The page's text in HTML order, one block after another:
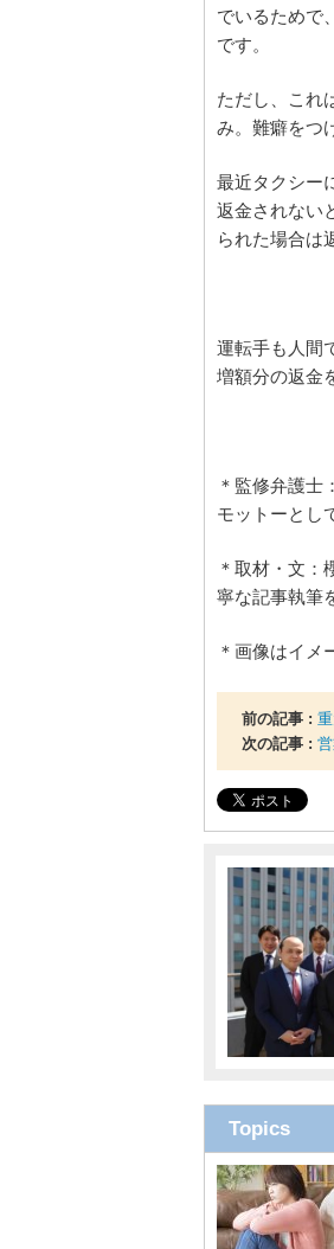
でいるためで
です。
ただし、これ
み。難癖をつ
最近タクシー
返金されない
られた場合は
運転手も人間
増額分の返金
＊監修弁護士：
モットーとし
＊取材・文：
寧な記事執筆
＊画像はイメ
前の記事 :
次の記事 :
Topics